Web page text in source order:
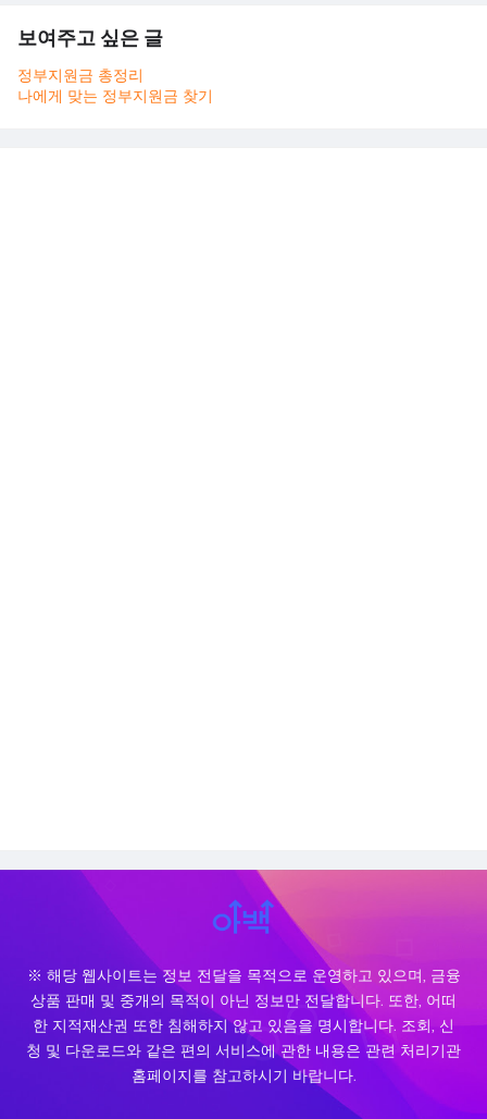
보여주고 싶은 글
정부지원금 총정리
나에게 맞는 정부지원금 찾기
※ 해당 웹사이트는 정보 전달을 목적으로 운영하고 있으며, 금융
상품 판매 및 중개의 목적이 아닌 정보만 전달합니다. 또한, 어떠
한 지적재산권 또한 침해하지 않고 있음을 명시합니다. 조회, 신
청 및 다운로드와 같은 편의 서비스에 관한 내용은 관련 처리기관
홈페이지를 참고하시기 바랍니다.